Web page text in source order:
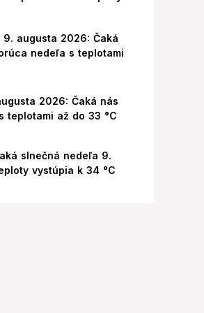
augusta 2026: Čaká
nedeľa s teplotami
2026: Čaká nás
teplotami až do 33 °C
slnečná nedeľa 9.
vystúpia k 34 °C